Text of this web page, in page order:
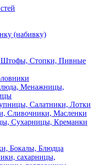
(набивку)
Стопки, Пивные
Менажницы,
Салатники, Лотки
Сливочники, Масленки
Сухарницы, Креманки
Бокалы, Блюдца
сахарницы,